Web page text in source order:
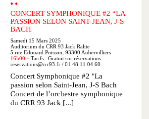
♦ ♦
CONCERT SYMPHONIQUE #2 “LA
PASSION SELON SAINT-JEAN, J-S
BACH
Samedi 15 Mars 2025
Auditorium du CRR 93 Jack Ralite
5 rue Edouard Poisson, 93300 Aubervilliers
16h00
●
Tarifs : Gratuit sur réservations :
reservations@crr93.fr / 01 48 11 04 60
Concert Symphonique #2 "La
passion selon Saint-Jean, J-S Bach
Concert de l’orchestre symphonique
du CRR 93 Jack [...]